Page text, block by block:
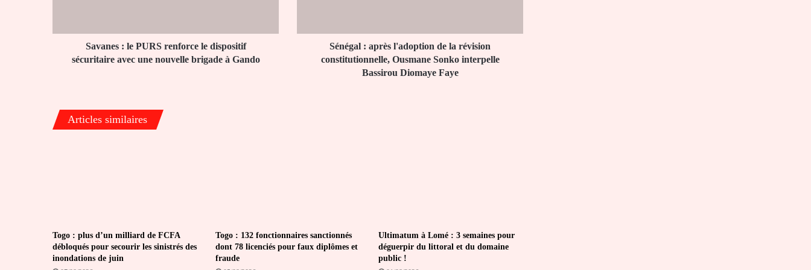
avec
nouvelle
Savanes : le PURS renforce le dispositif
sécuritaire avec une nouvelle brigade à Gando
Ousmane
interpelle
Sénégal : après l'adoption de la révision
constitutionnelle, Ousmane Sonko interpelle
Bassirou Diomaye Faye
Articles similaires
Togo : plus d’un milliard de FCFA
débloqués pour secourir les sinistrés des
inondations de juin
Togo : 132 fonctionnaires sanctionnés
dont 78 licenciés pour faux diplômes et
fraude
Ultimatum à Lomé : 3 semaines pour
déguerpir du littoral et du domaine
public !